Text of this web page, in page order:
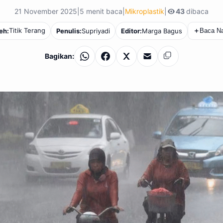
21 November 2025 5 menit baca Mikroplastik 43 dibaca
Titik Terang Penulis:Supriyadi Editor:Marga Bagus ＋ Baca
Bagikan: WhatsAppFacebook
X EmailSalin